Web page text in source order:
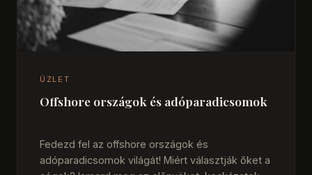
ÜZLET
Offshore országok és adóparadicsomok
Fedezd fel az offshore országok és
adóparadicsomok világát! Miért választják őket a